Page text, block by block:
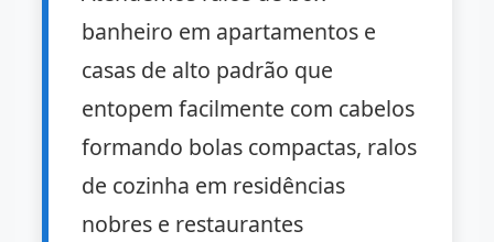
banheiro em apartamentos e
casas de alto padrão que
entopem facilmente com cabelos
formando bolas compactas, ralos
de cozinha em residências
nobres e restaurantes